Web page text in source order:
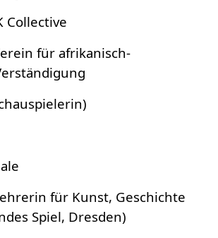
Collective
für afrikanisch-
für Kunst, Geschichte
Spiel, Dresden)